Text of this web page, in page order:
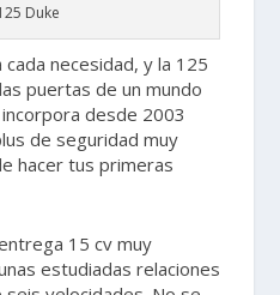
Duke
necesidad, y la 125
puertas de un mundo
desde 2003
de seguridad muy
hacer tus primeras
15 cv muy
estudiadas relaciones